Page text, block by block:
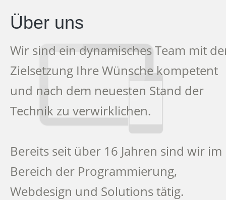
Über uns
Wir sind ein dynamisches Team mit
Zielsetzung Ihre Wünsche kompetent
und nach dem neuesten Stand der
Technik zu verwirklichen.
Bereits seit über 16 Jahren sind wir im
Bereich der Programmierung,
Webdesign und Solutions tätig.